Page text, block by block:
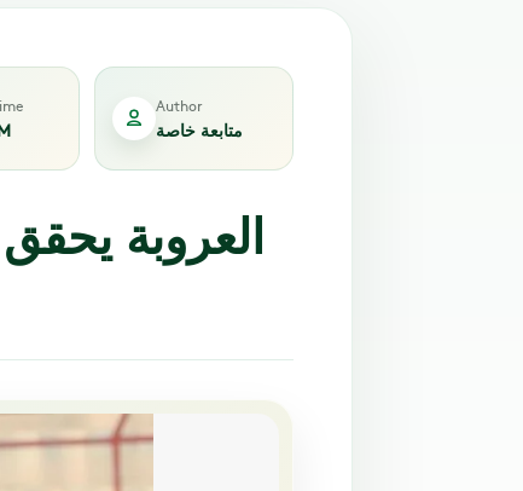
Author
متابعة خاصة
العروبة